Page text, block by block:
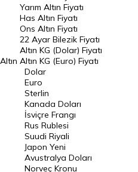
DÖVİZ
Döviz Kuru
Dolar Kuru
Euro Kuru
Pound Kuru
Frank Kuru
Riyal Kuru
Avustralya Doları
Danimarka Kronu Kuru
Altın
Yarım Altın Fiyatı
Has Altın Fiyatı
Ons Altın Fiyatı
22 Ayar Bilezik Fiyatı
Altın KG (Dolar) Fiyatı
Altın KG (Euro) Fiyatı
Dolar
Euro
Sterlin
Kanada Doları
İsviçre Frangı
Rus Rublesi
Suudi Riyali
Japon Yeni
Avustralya Doları
Norveç Kronu